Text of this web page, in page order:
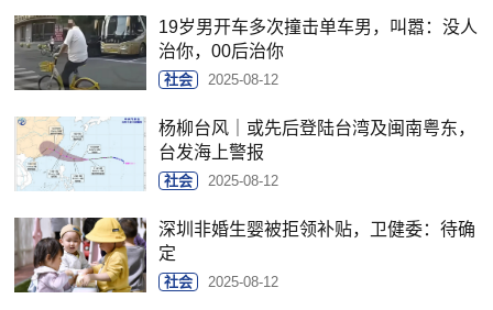
19岁男开车多次撞击单车男，叫嚣：没人
治你，00后治你
社会 2025-08-12
杨柳台风｜或先后登陆台湾及闽南粤东，
台发海上警报
社会 2025-08-12
深圳非婚生婴被拒领补贴，卫健委：待确
定
社会 2025-08-12